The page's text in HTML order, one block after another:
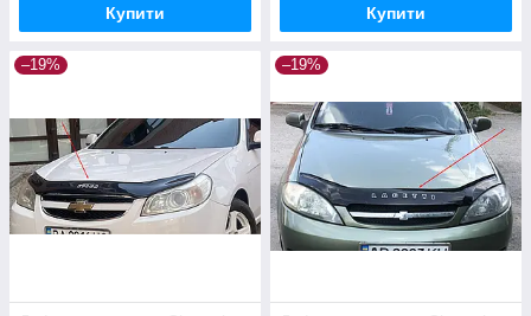
Купити Купити
–19% –19%